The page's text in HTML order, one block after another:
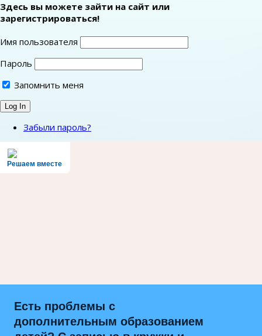
Здесь вы можете зайти на сайт или
зарегистрироваться!
Имя пользователя
Пароль
Запомнить меня
Забыли пароль?
Решаем вместе
Есть проблемы с
дополнительным образованием